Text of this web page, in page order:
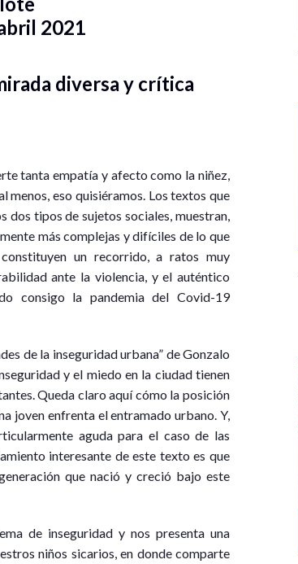
2021
diversa y crítica
tanta empatía y afecto como la niñez,
menos, eso quisiéramos. Los textos que
tipos de sujetos sociales, muestran,
más complejas y difíciles de lo que
un recorrido, a ratos muy
ante la violencia, y el auténtico
consigo la pandemia del Covid-19
de la inseguridad urbana” de Gonzalo
y el miedo en la ciudad tienen
Queda claro aquí cómo la posición
joven enfrenta el entramado urbano. Y,
aguda para el caso de las
interesante de este texto es que
que nació y creció bajo este
de inseguridad y nos presenta una
niños sicarios, en donde comparte